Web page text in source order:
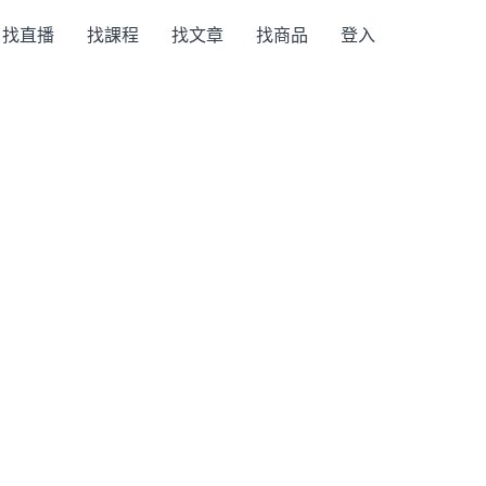
找直播 找課程 找文章 找商品 登入